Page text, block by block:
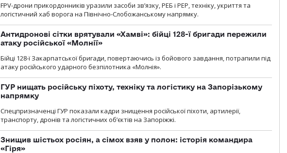
FPV-дрони прикордонників уразили засоби зв’язку, РЕБ і РЕР, техніку, укриття та
логістичний хаб ворога на Північно-Слобожанському напрямку.
Антидронові сітки врятували «Хамві»: бійці 128-ї бригади пережили
атаку російської «Молнії»
Бійці 128-ї Закарпатської бригади, повертаючись із бойового завдання, потрапили під
атаку російського ударного безпілотника «Молнія».
ГУР нищать російську піхоту, техніку та логістику на Запорізькому
напрямку
Спецпризначенці ГУР показали кадри знищення російської піхоти, артилерії,
транспорту, дронів та логістичних об’єктів на Запоріжжі.
Знищив шістьох росіян, а сімох взяв у полон: історія командира
«Гіря»